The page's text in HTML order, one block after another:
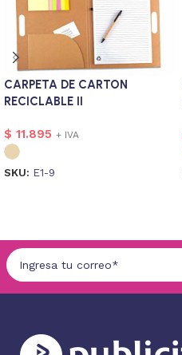
CARPETA DE CARTON
RECICLABLE II
$ 11.895 + IVA
SKU: E1-9